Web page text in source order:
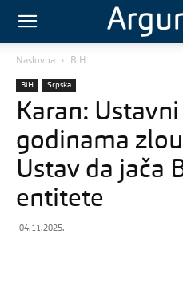
Naslovna BiH
BiH Srpska
Karan: Ustavni
godinama
Ustav da jača
entitete
04.11.2025.